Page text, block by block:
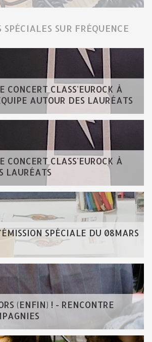
SPÉCIALES SUR FRÉQUENCE
CONCERT CLASS'EUROCK À
AUTOUR DES LAURÉATS
CONCERT CLASS'EUROCK À
LAURÉATS
SPÉCIALE DU 08MARS
(ENFIN) ! - RENCONTRE